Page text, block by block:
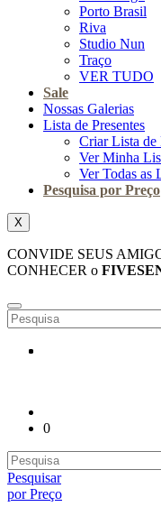
Porto Brasil
Riva
Studio Nun
Traço
VER TUDO
Sale
Nossas Galerias
Lista de Presentes
Criar Lista de
Ver Minha
Ver Todas as
Pesquisa por Preço
X
CONVIDE SEUS
CONHECER o
0
Pesquisar
por Preço